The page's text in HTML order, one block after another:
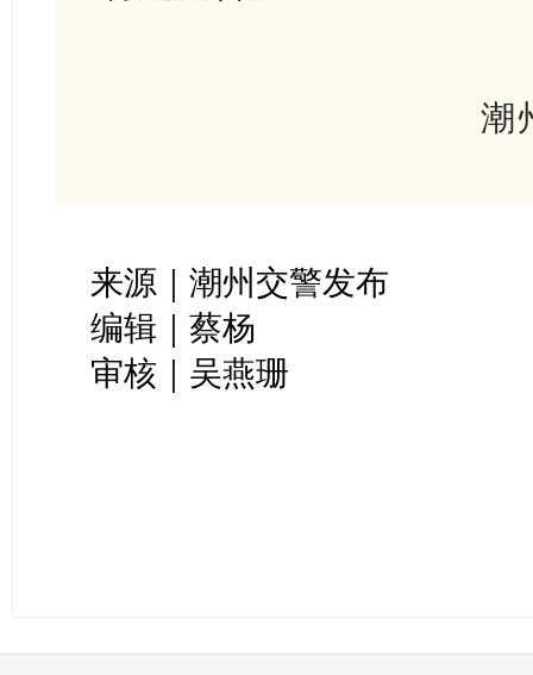
潮州市公
来源｜潮州交警发布
编辑｜蔡杨
审核｜吴燕珊